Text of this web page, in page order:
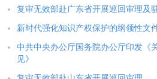
复审无效部赴广东省开展巡回审理及
新时代强化知识产权保护的纲领性文
中共中央办公厅国务院办公厅印发《
见》